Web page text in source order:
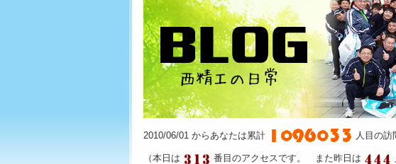
2010/06/01 からあなたは累計 人目の訪
（本日は 番目のアクセスです。 また昨日は